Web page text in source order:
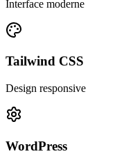
Interface moderne
Tailwind CSS
Design responsive
WordPress